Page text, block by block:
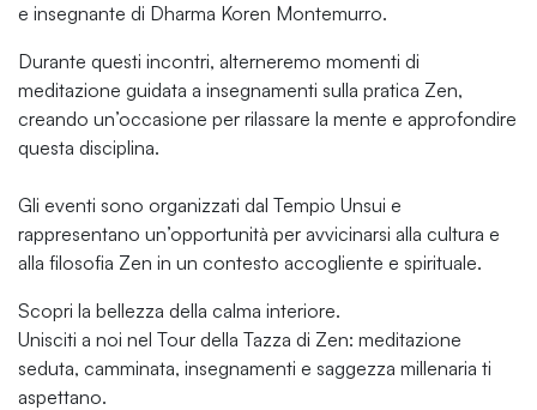
e insegnante di Dharma Koren Montemurro.
Durante questi incontri, alterneremo momenti di
meditazione guidata a insegnamenti sulla pratica Zen,
creando un’occasione per rilassare la mente e approfondire
questa disciplina.
Gli eventi sono organizzati dal Tempio Unsui e
rappresentano un’opportunità per avvicinarsi alla cultura e
alla filosofia Zen in un contesto accogliente e spirituale.
Scopri la bellezza della calma interiore.
Unisciti a noi nel Tour della Tazza di Zen: meditazione
seduta, camminata, insegnamenti e saggezza millenaria ti
aspettano.